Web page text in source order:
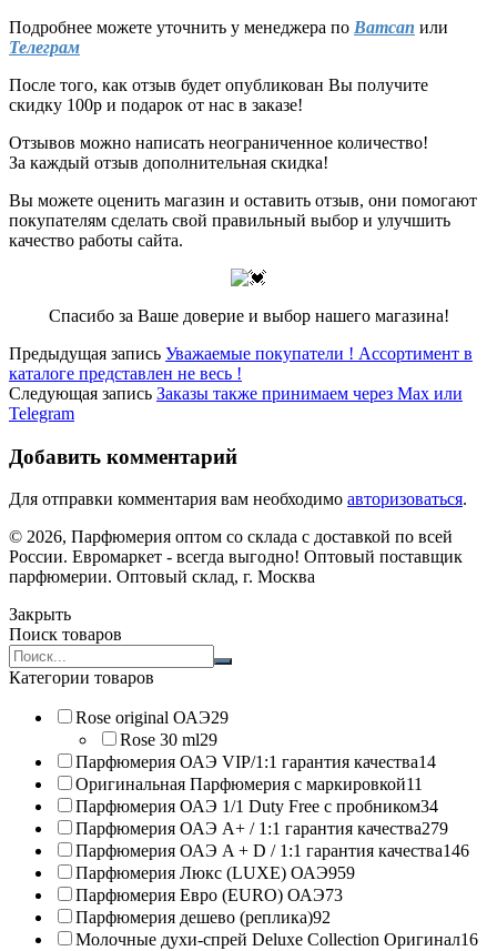
Подробнее можете уточнить у менеджера по Ватсап или
Телеграм
После того, как отзыв будет опубликован Вы получите
скидку 100р и подарок от нас в заказе!
Отзывов можно написать неограниченное количество!
За каждый отзыв дополнительная скидка!
Вы можете оценить магазин и оставить отзыв, они помогают
покупателям сделать свой правильный выбор и улучшить
качество работы сайта.
Спасибо за Ваше доверие и выбор нашего магазина!
Предыдущая запись Уважаемые покупатели ! Ассортимент в
каталоге представлен не весь !
Следующая запись Заказы также принимаем через Max или
Telegram
Добавить комментарий
Для отправки комментария вам необходимо авторизоваться.
© 2026, Парфюмерия оптом со склада с доставкой по всей
России. Евромаркет - всегда выгодно! Оптовый поставщик
парфюмерии. Оптовый склад, г. Москва
Закрыть
Поиск товаров
Search
products:
Категории товаров
Rose original ОАЭ29
Rose 30 ml29
Парфюмерия ОАЭ VIP/1:1 гарантия качества14
Оригинальная Парфюмерия с маркировкой11
Парфюмерия ОАЭ 1/1 Duty Free с пробником34
Парфюмерия ОАЭ A+ / 1:1 гарантия качества279
Парфюмерия ОАЭ A + D / 1:1 гарантия качества146
Парфюмерия Люкс (LUXE) ОАЭ959
Парфюмерия Евро (EURO) ОАЭ73
Парфюмерия дешево (реплика)92
Молочные духи-спрей Deluxe Collection Оригинал16